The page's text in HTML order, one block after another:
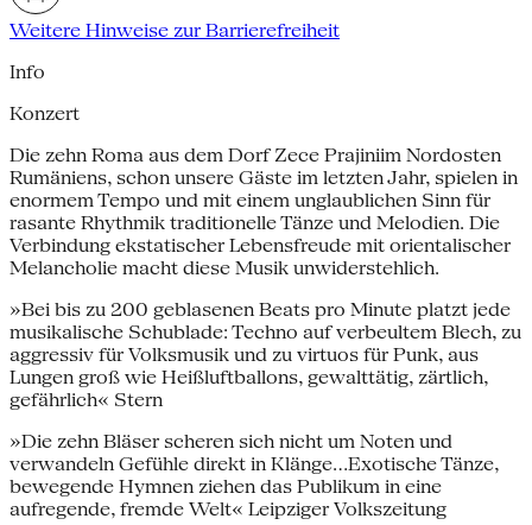
Weitere Hinweise zur Barrierefreiheit
Info
Konzert
Die zehn Roma aus dem Dorf Zece Prajiniim Nordosten
Rumäniens, schon unsere Gäste im letzten Jahr, spielen in
enormem Tempo und mit einem unglaublichen Sinn für
rasante Rhythmik traditionelle Tänze und Melodien. Die
Verbindung ekstatischer Lebensfreude mit orientalischer
Melancholie macht diese Musik unwiderstehlich.
»Bei bis zu 200 geblasenen Beats pro Minute platzt jede
musikalische Schublade: Techno auf verbeultem Blech, zu
aggressiv für Volksmusik und zu virtuos für Punk, aus
Lungen groß wie Heißluftballons, gewalttätig, zärtlich,
gefährlich« Stern
»Die zehn Bläser scheren sich nicht um Noten und
verwandeln Gefühle direkt in Klänge...Exotische Tänze,
bewegende Hymnen ziehen das Publikum in eine
aufregende, fremde Welt« Leipziger Volkszeitung